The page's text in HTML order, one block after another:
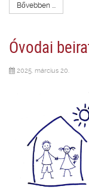
Bővebben ...
Óvodai
2025. március 20.